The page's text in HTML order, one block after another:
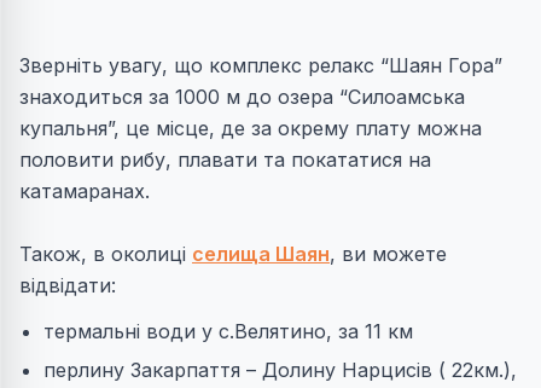
Зверніть увагу, що комплекс релакс “Шаян Гора”
знаходиться за 1000 м до озера “Силоамська
купальня”, це місце, де за окрему плату можна
половити рибу, плавати та покататися на
катамаранах.
Також, в околиці селища Шаян, ви можете
відвідати:
термальні води у с.Велятино, за 11 км
перлину Закарпаття – Долину Нарцисів ( 22км.),